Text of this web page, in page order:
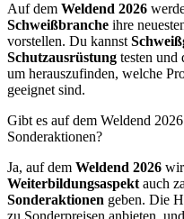
Auf dem Weldend 2026
Schweißbranche ihre
vorstellen. Du kannst
Schutzausrüstung testen und
um herauszufinden, welche
geeignet sind.
Gibt es auf dem Weldend
Sonderaktionen?
Ja, auf dem Weldend 2026
Weiterbildungsaspekt auch
Sonderaktionen geben. Die